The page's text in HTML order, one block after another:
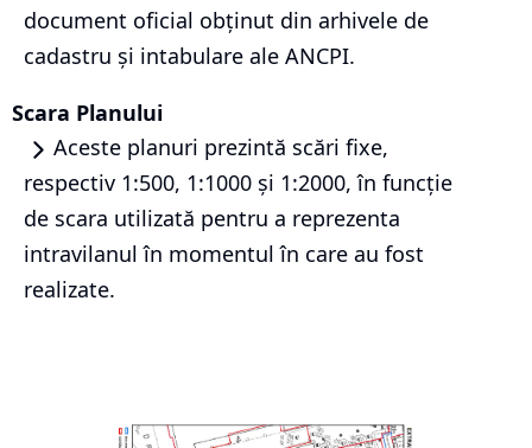
document oficial obținut din arhivele de
cadastru și intabulare ale ANCPI.
Scara Planului
Aceste planuri prezintă scări fixe,
respectiv 1:500, 1:1000 și 1:2000, în funcție
de scara utilizată pentru a reprezenta
intravilanul în momentul în care au fost
realizate.